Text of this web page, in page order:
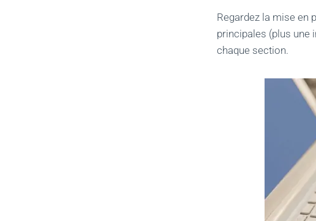
Regardez la mise en
principales (plus une
chaque section.